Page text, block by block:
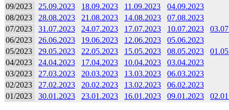
09/2023
25.09.2023 18.09.2023 11.09.2023
04.09.2023
08/2023
28.08.2023 21.08.2023 14.08.2023
07.08.2023
07/2023
31.07.2023 24.07.2023 17.07.2023 10.07.2023
06/2023
26.06.2023 19.06.2023 12.06.2023
05.06.2023
05/2023
29.05.2023 22.05.2023 15.05.2023 08.05.2023
04/2023
24.04.2023 17.04.2023 10.04.2023
03.04.2023
03/2023
27.03.2023 20.03.2023 13.03.2023
06.03.2023
02/2023
27.02.2023 20.02.2023 13.02.2023
06.02.2023
01/2023
30.01.2023 23.01.2023 16.01.2023 09.01.2023